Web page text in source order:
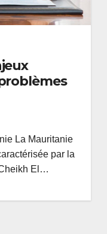
La Mauritanie
par la
El…